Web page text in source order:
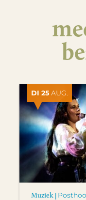
DI 25 AUG.
Muziek |